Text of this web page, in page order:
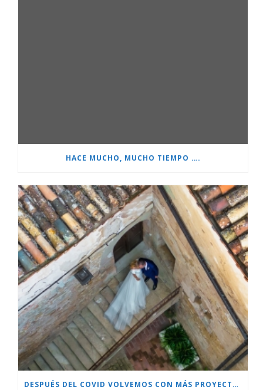
HACE MUCHO, MUCHO TIEMPO ….
DESPUÉS DEL COVID VOLVEMOS CON MÁS PROYECTOS!!!